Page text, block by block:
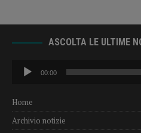
ASCOLTA LE ULTIME
Audio
Player
00:00
Home
Archivio notizie